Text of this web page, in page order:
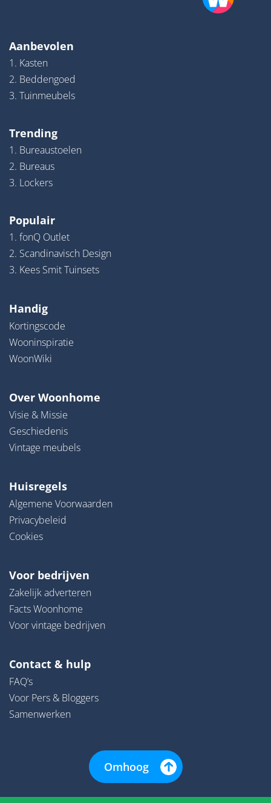
Aanbevolen
1. Kasten
2. Beddengoed
3. Tuinmeubels
Trending
1. Bureaustoelen
2. Bureaus
3. Lockers
Populair
1. fonQ Outlet
2. Scandinavisch Design
3. Kees Smit Tuinsets
Handig
Kortingscode
Wooninspiratie
WoonWiki
Over Woonhome
Visie & Missie
Geschiedenis
Vintage meubels
Huisregels
Algemene Voorwaarden
Privacybeleid
Cookies
Voor bedrijven
Zakelijk adverteren
Facts Woonhome
Voor vintage bedrijven
Contact & hulp
FAQ’s
Voor Pers & Bloggers
Samenwerken
Omhoog